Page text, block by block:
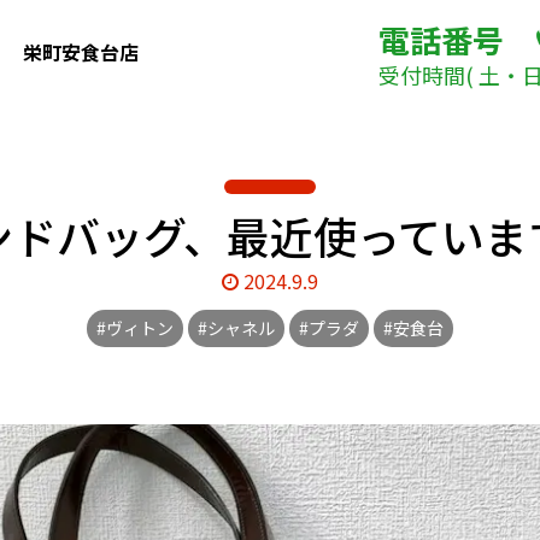
栄町安食台店 電話番号
受付時間( 土・
バッグ、最近使ってい
2024.9.9
#ヴィトン #シャネル #プラダ #安食台